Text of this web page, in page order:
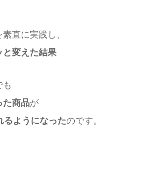
直に実践し、
と変えた結果
も
た商品が
るようになったのです。